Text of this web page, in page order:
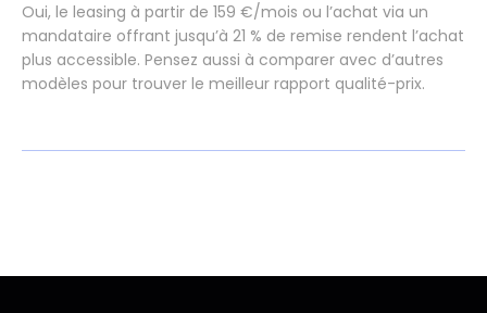
Oui, le leasing à partir de 159 €/mois ou l’achat via un
mandataire offrant jusqu’à 21 % de remise rendent l’achat
plus accessible. Pensez aussi à comparer avec d’autres
modèles pour trouver le meilleur rapport qualité-prix.